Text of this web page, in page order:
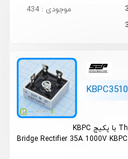
موجودی : 434
KBPC3510
Bridge Rectifier 35A 1000V KBPC